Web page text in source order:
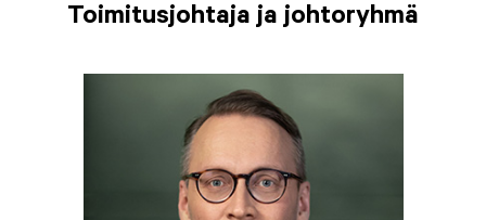
Toimitusjohtaja ja johtoryhmä